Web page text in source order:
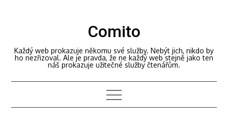
Comito
Každý web prokazuje někomu své služby. Nebýt jich, nikdo by
ho nezřizoval. Ale je pravda, že ne každý web stejně jako ten
náš prokazuje užitečné služby čtenářům.